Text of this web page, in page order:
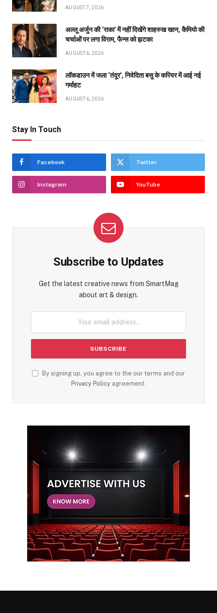
AUGUST 7, 2026
अल्लू अर्जुन की ‘राका’ में नहीं दिखेंगे शाहरुख खान, कैमियो की
चर्चाओं पर लगा विराम, फैन्स को झटका
AUGUST 6, 2026
लॉकडाउन में जला ‘तंदूर’, निवेदिता बसु के करियर में आई नई
गर्माहट
AUGUST 6, 2026
Stay In Touch
Facebook Twitter
Instagram YouTube
Subscribe to Updates
Get the latest creative news from SmartMag
about art & design.
By signing up, you agree to the our terms and our
Privacy Policy agreement.